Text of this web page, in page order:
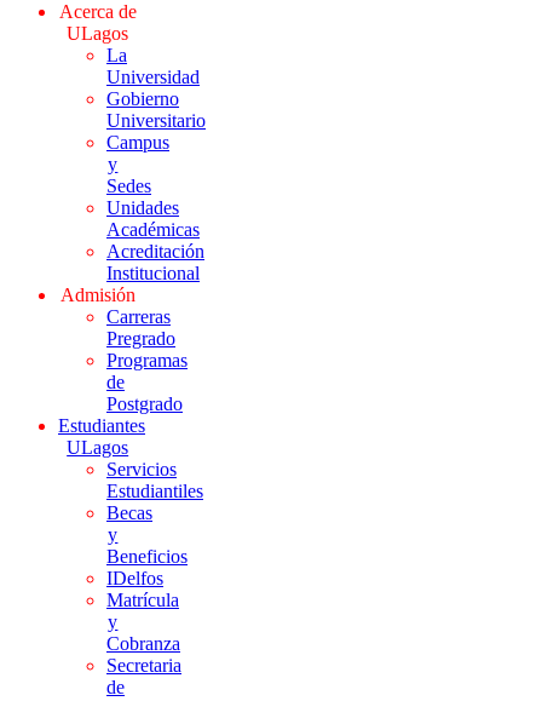
Acerca de
ULagos
La
Universidad
Gobierno
Universitario
Campus
y
Sedes
Unidades
Académicas
Acreditación
Institucional
Admisión
Carreras
Pregrado
Programas
de
Postgrado
Estudiantes
ULagos
Servicios
Estudiantiles
Becas
y
Beneficios
IDelfos
Matrícula
y
Cobranza
Secretaria
de